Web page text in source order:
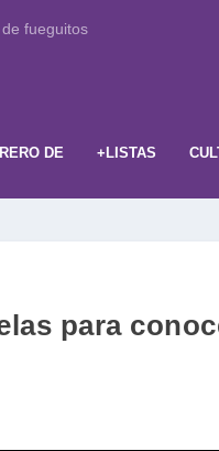
fueguitos
DE +LISTAS
para